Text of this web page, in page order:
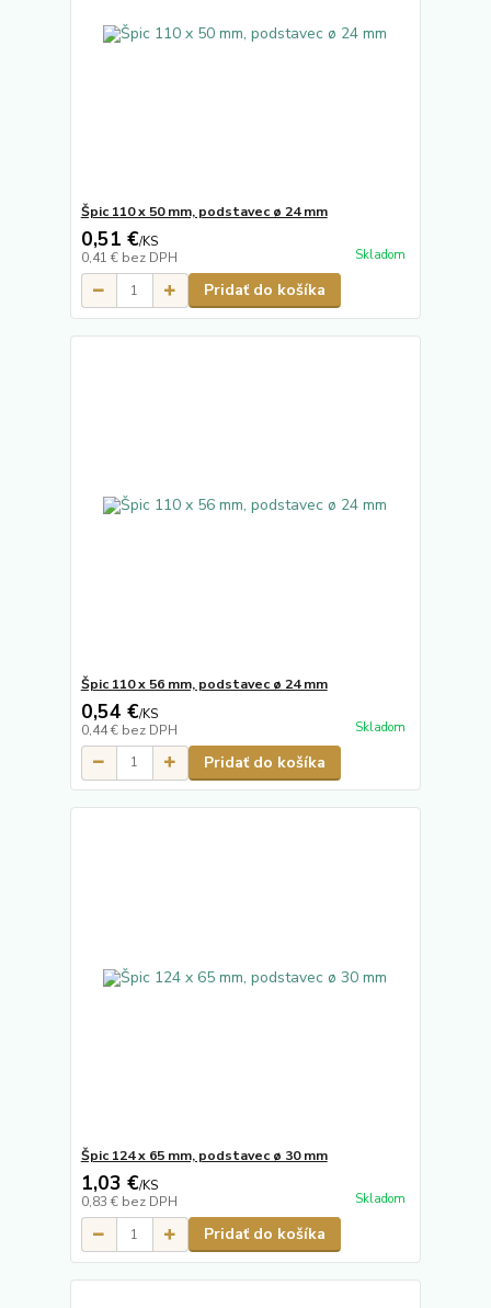
Špic 110 x 50 mm, podstavec ø 24 mm
0,51 €/KS
0,41 € bez DPH Skladom
Pridať do košíka
Špic 110 x 56 mm, podstavec ø 24 mm
0,54 €/KS
0,44 € bez DPH Skladom
Pridať do košíka
Špic 124 x 65 mm, podstavec ø 30 mm
1,03 €/KS
0,83 € bez DPH Skladom
Pridať do košíka